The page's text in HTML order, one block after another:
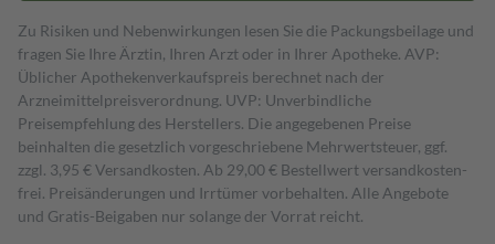
Zu Risiken und Nebenwirkungen lesen Sie die Packungsbeilage und
fragen Sie Ihre Ärztin, Ihren Arzt oder in Ihrer Apotheke. AVP:
Üblicher Apothekenverkaufspreis berechnet nach der
Arzneimittelpreisverordnung. UVP: Unverbindliche
Preisempfehlung des Herstellers. Die angegebenen Preise
beinhalten die gesetzlich vorgeschriebene Mehrwertsteuer, ggf.
zzgl. 3,95 € Versandkosten. Ab 29,00 € Bestell­wert versand­kosten­
frei. Preisänderungen und Irrtümer vorbehalten. Alle Angebote
und Gratis-Beigaben nur solange der Vorrat reicht.